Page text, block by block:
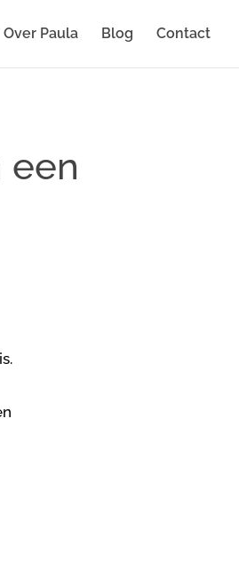
Over Paula Blog Contact
een